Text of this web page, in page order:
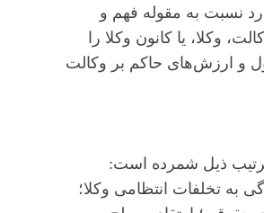
نسبت به مقوله فهم و
یا کانون وکلا را
و ارزش‌های حاکم بر وکالت
به تخلفات انتظامی وکلا؛